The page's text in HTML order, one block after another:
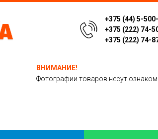
+375 (44) 5-
+375 (222) 74-
+375 (222) 74-
ВНИМАНИЕ!
Фотографии товаров несут